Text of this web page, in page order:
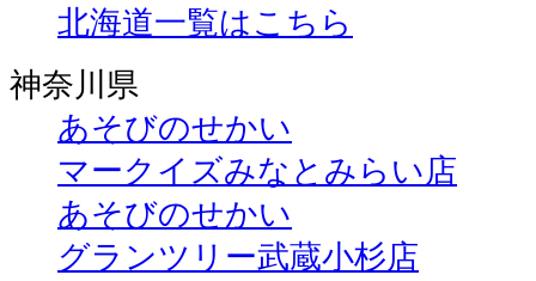
北海道一覧はこちら
神奈川県
あそびのせかい
マークイズみなとみらい店
あそびのせかい
グランツリー武蔵小杉店